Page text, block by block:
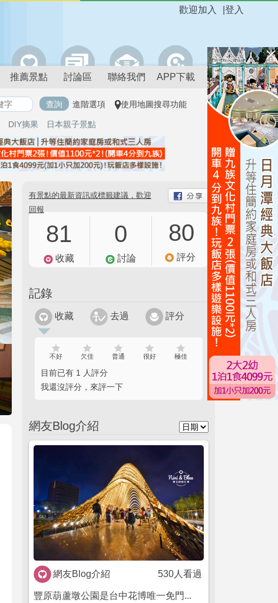
登入
歡迎加入
推薦景點 討論區 聯絡我們 APP下載
進階選項 使用地圖搜尋功能
DIY摘果 日本親子景點
有景點的最新資訊或標籤建議，歡迎
回報
81
收藏
0
討論
80
評分
記錄
收藏 去過 評分
不好 欠佳 普通 很好 極佳
目前已有 1 人評分
我還沒評分，來評一下
網友Blog介紹
網友Blog介紹 530人看過
豐原葫蘆墩公園是台中花博唯一免門...